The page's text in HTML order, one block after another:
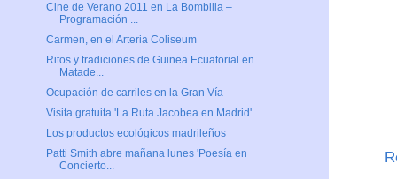
Cine de Verano 2011 en La Bombilla –
Programación ...
Carmen, en el Arteria Coliseum
Ritos y tradiciones de Guinea Ecuatorial en
Matade...
Ocupación de carriles en la Gran Vía
Visita gratuita 'La Ruta Jacobea en Madrid'
Los productos ecológicos madrileños
Patti Smith abre mañana lunes 'Poesía en
Concierto...